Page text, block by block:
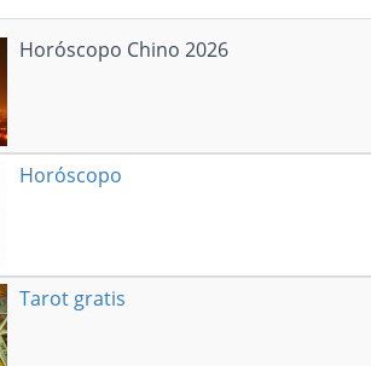
Horóscopo Chino 2026
Horóscopo
Tarot gratis